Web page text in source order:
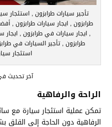
تأجير سيارات طرابزون , استئجار
طرابزون , ايجار سيارات طرابزون ,
, ايجار سيارات في طرابزون ,
طرابزون , تأجير السيارات في
استئجار
آخر تحديث في 7 -6-
الراحة والرفاهية
تمكن عملية استئجار سيارة مع
الرفاهية دون الحاجة إلى القلق